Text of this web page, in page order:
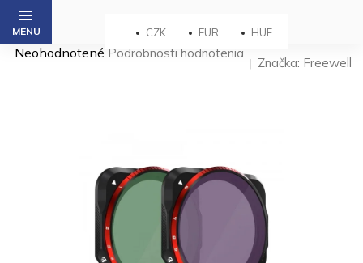
Prejsť
obsah
CZK EUR HUF
Priemerné
Neohodnotené Podrobnosti hodnotenia
Značka: Freewell